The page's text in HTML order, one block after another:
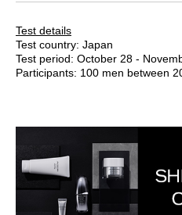
Test details
Test country: Japan
Test period: October 28 -
Participants: 100 men between